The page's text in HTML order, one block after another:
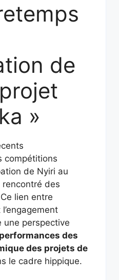
de
»
compétitions
de Nyiri au
rencontré des
lien entre
une perspective
performances des
des projets de
le cadre hippique.